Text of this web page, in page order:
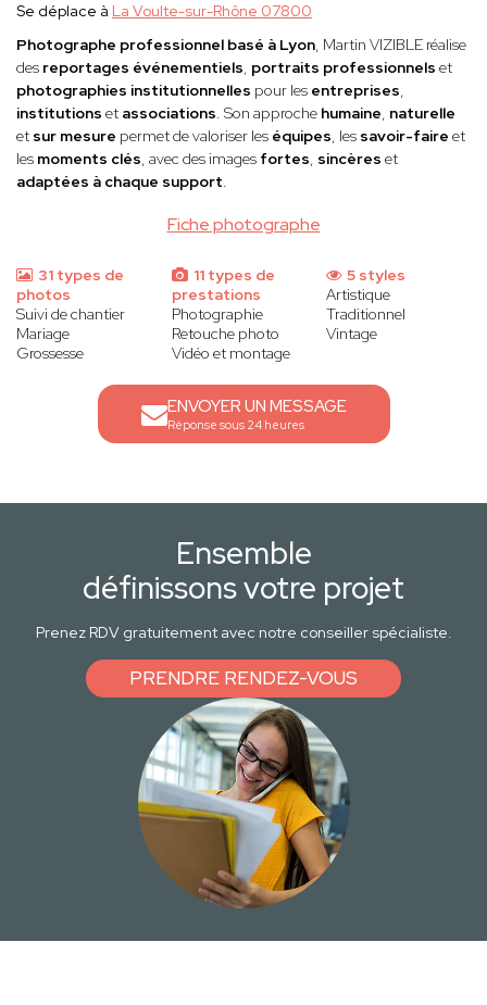
Fiche photographe
Se déplace à La Voulte-sur-Rhône 07800
Photographe professionnel basé à Lyon, Martin VIZIBLE réalise
des reportages événementiels, portraits professionnels et
photographies institutionnelles pour les entreprises,
institutions et associations. Son approche humaine, naturelle
et sur mesure permet de valoriser les équipes, les savoir-faire et
les moments clés, avec des images fortes, sincères et
adaptées à chaque support.
31 types de
photos
Suivi de chantier
Mariage
Grossesse
11 types de
prestations
Photographie
Retouche photo
Vidéo et montage
5 styles
Artistique
Traditionnel
Vintage
ENVOYER UN MESSAGE
Réponse sous 24 heures
Ensemble
définissons votre projet
Prenez RDV gratuitement avec notre conseiller spécialiste.
PRENDRE RENDEZ-VOUS